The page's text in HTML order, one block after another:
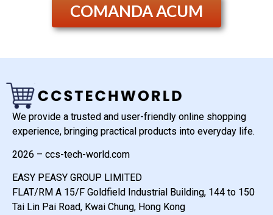
COMANDA ACUM
We provide a trusted and user-friendly online shopping
experience, bringing practical products into everyday life.
2026 – ccs-tech-world.com
EASY PEASY GROUP LIMITED
FLAT/RM A 15/F Goldfield Industrial Building, 144 to 150
Tai Lin Pai Road, Kwai Chung, Hong Kong